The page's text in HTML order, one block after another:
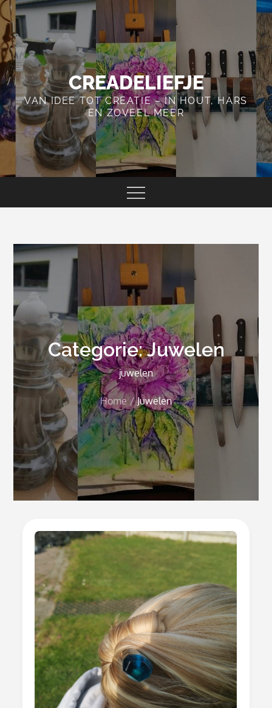
Skip
to
content
CREADELIEFJE
VAN IDEE TOT CREATIE – IN HOUT, HARS
EN ZOVEEL MEER
Categorie:Juwelen
juwelen
Home Juwelen